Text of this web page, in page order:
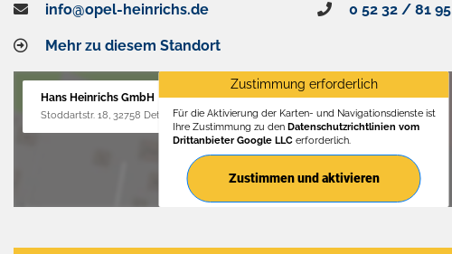
info@opel-heinrichs.de 0 52 32 / 81 95
Mehr zu diesem Standort
Hans Heinrichs GmbH
Stoddartstr. 18, 32758 Detmold
Zustimmung erforderlich
Für die Aktivierung der Karten- und Navigationsdienste ist
Ihre Zustimmung zu den Datenschutzrichtlinien vom
Drittanbieter Google LLCerforderlich.
Zustimmen und aktivieren